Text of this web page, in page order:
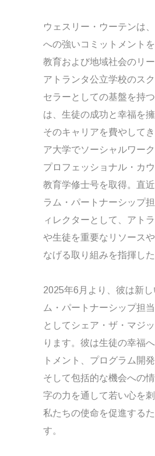
ウェスリー・ウーテンは
への強いコミットメント
教育および地域社会のリー
アトランタ公立学校のス
セラーとしての基盤を持
は、生徒の成功と幸福を
そのキャリアを費やして
ア大学でソーシャルワー
プロフェッショナル・カ
教育学修士号を取得。直
ラム・パートナーシップ
ィレクターとして、アト
や生徒を重要なリソース
なげる取り組みを指揮した
2025年6月より、彼は新
ム・パートナーシップ担
としてシェア・ザ・マジ
ります。彼は生徒の幸福
トメント、プログラム開
そして包括的な機会への
字の力を通して若い心を
私たちの使命を促進する
す。